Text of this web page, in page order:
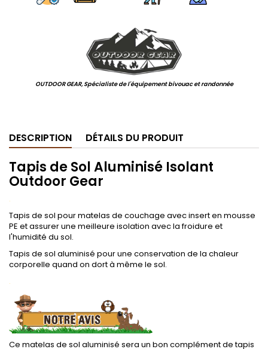
OUTDOOR GEAR, Spécialiste de l'équipement bivouac et randonnée
DESCRIPTION DÉTAILS DU PRODUIT
Tapis de Sol Aluminisé Isolant
Outdoor Gear
.
Tapis de sol pour matelas de couchage avec insert en mousse
PE et assurer une meilleure isolation avec la froidure et
l'humidité du sol.
Tapis de sol aluminisé pour une conservation de la chaleur
corporelle quand on dort à même le sol.
.
Ce matelas de sol aluminisé sera un bon complément de tapis